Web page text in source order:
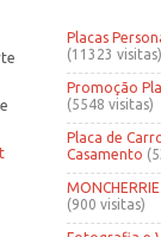
Placas
(11323 visitas)
Promoção
(5548 visitas)
Placa de
Casamento
(900 visitas)